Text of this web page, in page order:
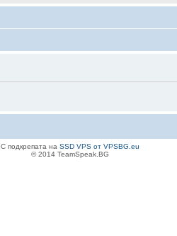
С подкрепата на SSD VPS от VPSBG.eu
© 2014 TeamSpeak.BG